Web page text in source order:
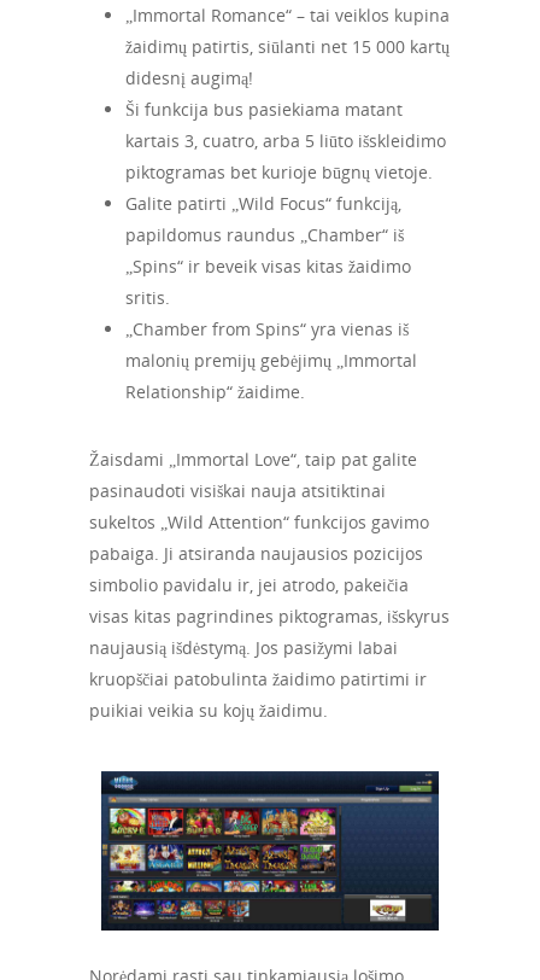
„Immortal Romance“ – tai veiklos kupina
žaidimų patirtis, siūlanti net 15 000 kartų
didesnį augimą!
Ši funkcija bus pasiekiama matant
kartais 3, cuatro, arba 5 liūto išskleidimo
piktogramas bet kurioje būgnų vietoje.
Galite patirti „Wild Focus“ funkciją,
papildomus raundus „Chamber“ iš
„Spins“ ir beveik visas kitas žaidimo
sritis.
„Chamber from Spins“ yra vienas iš
malonių premijų gebėjimų „Immortal
Relationship“ žaidime.
Žaisdami „Immortal Love“, taip pat galite
pasinaudoti visiškai nauja atsitiktinai
sukeltos „Wild Attention“ funkcijos gavimo
pabaiga. Ji atsiranda naujausios pozicijos
simbolio pavidalu ir, jei atrodo, pakeičia
visas kitas pagrindines piktogramas, išskyrus
naujausią išdėstymą. Jos pasižymi labai
kruopščiai patobulinta žaidimo patirtimi ir
puikiai veikia su kojų žaidimu.